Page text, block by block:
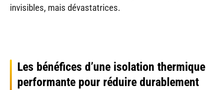
invisibles, mais dévastatrices.
Les bénéfices d’une isolation thermique
performante pour réduire durablement